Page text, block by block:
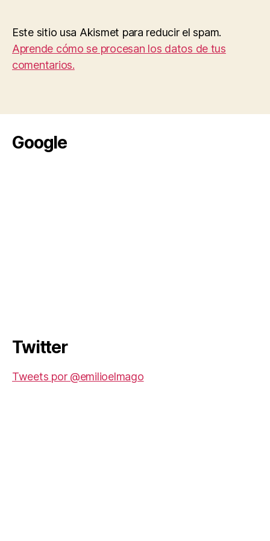
Este sitio usa Akismet para reducir el spam.
Aprende cómo se procesan los datos de tus
comentarios.
Google
Twitter
Tweets por @emilioelmago